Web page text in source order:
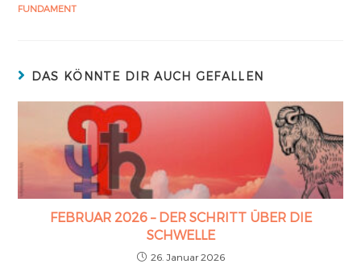
FUNDAMENT
DAS KÖNNTE DIR AUCH GEFALLEN
FEBRUAR 2026 – DER SCHRITT ÜBER DIE
SCHWELLE
26. Januar 2026